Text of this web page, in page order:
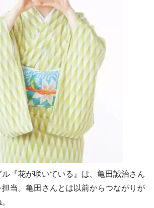
『花が咲いている』は、亀田誠治さん
当。亀田さんとは以前からつながりが